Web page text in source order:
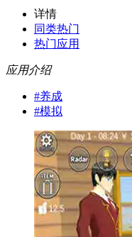
详情
同类热门
热门应用
应用介绍
#养成
#模拟